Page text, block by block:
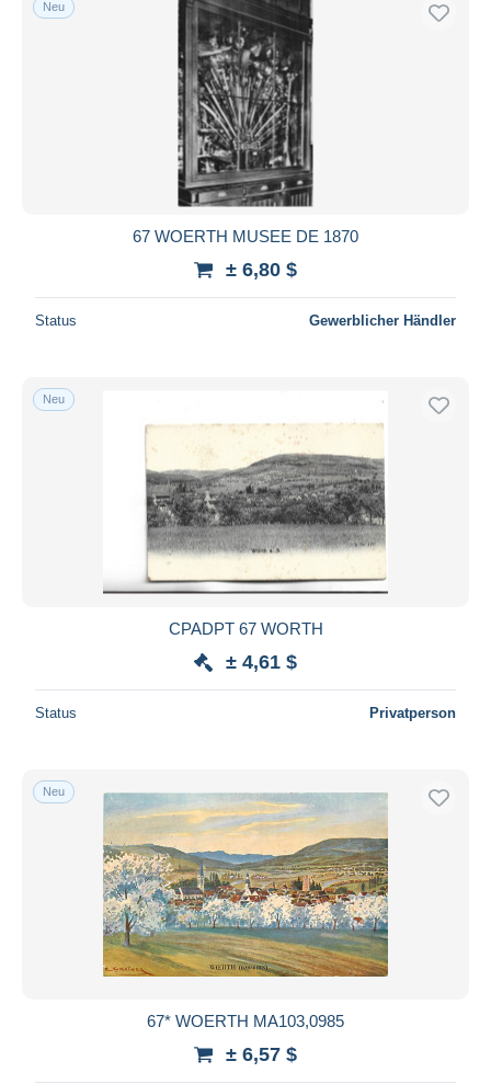
Kostenloser Versand
Zahlungsmethoden
Banküberweisung
Mastercard
Bancontact
iDeal
Übernehmen
Neu
67 WOERTH MUSEE DE 1870
± 6,80 $
Status Gewerblicher Händler
Neu
CPADPT 67 WORTH
± 4,61 $
Status Privatperson
Neu
67* WOERTH MA103,0985
± 6,57 $